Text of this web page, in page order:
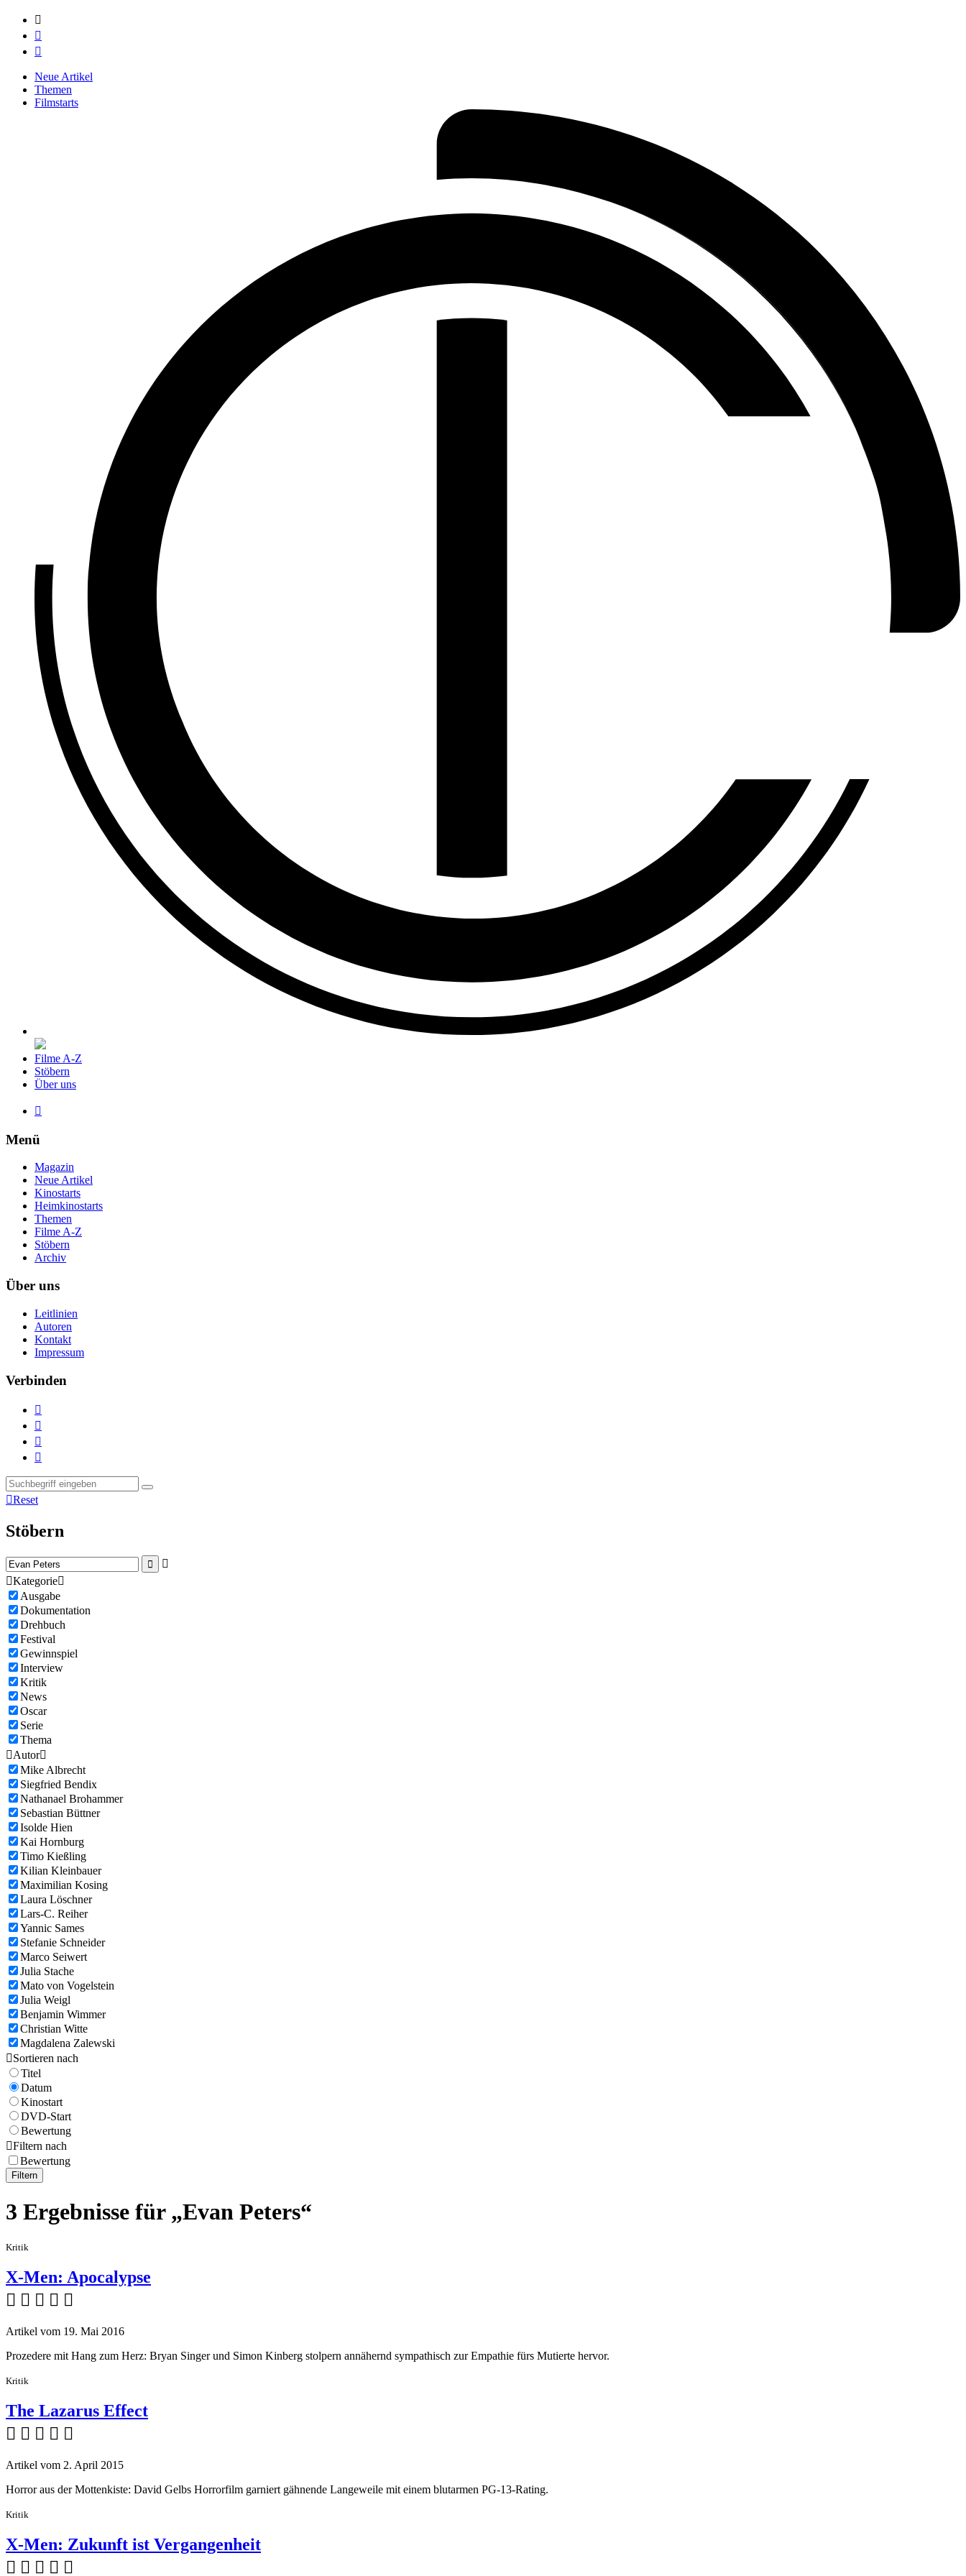



Neue Artikel
Themen
Filmstarts
Filme A-Z
Stöbern
Über uns

Menü
Magazin
Neue Artikel
Kinostarts
Heimkinostarts
Themen
Filme A-Z
Stöbern
Archiv
Über uns
Leitlinien
Autoren
Kontakt
Impressum
Verbinden




Reset
Stöbern


Kategorie
Ausgabe
Dokumentation
Drehbuch
Festival
Gewinnspiel
Interview
Kritik
News
Oscar
Serie
Thema
Autor
Mike Albrecht
Siegfried Bendix
Nathanael Brohammer
Sebastian Büttner
Isolde Hien
Kai Hornburg
Timo Kießling
Kilian Kleinbauer
Maximilian Kosing
Laura Löschner
Lars-C. Reiher
Yannic Sames
Stefanie Schneider
Marco Seiwert
Julia Stache
Mato von Vogelstein
Julia Weigl
Benjamin Wimmer
Christian Witte
Magdalena Zalewski
Sortieren nach
Titel
Datum
Kinostart
DVD-Start
Bewertung
Filtern nach
Bewertung
Filtern
3 Ergebnisse für „Evan Peters“
Kritik
X-Men: Apocalypse
    
Artikel vom 19. Mai 2016
Prozedere mit Hang zum Herz: Bryan Singer und Simon Kinberg stolpern annähernd sympathisch zur Empathie fürs Mutierte hervor.
Kritik
The Lazarus Effect
    
Artikel vom 2. April 2015
Horror aus der Mottenkiste: David Gelbs Horrorfilm garniert gähnende Langeweile mit einem blutarmen PG-13-Rating.
Kritik
X-Men: Zukunft ist Vergangenheit
    